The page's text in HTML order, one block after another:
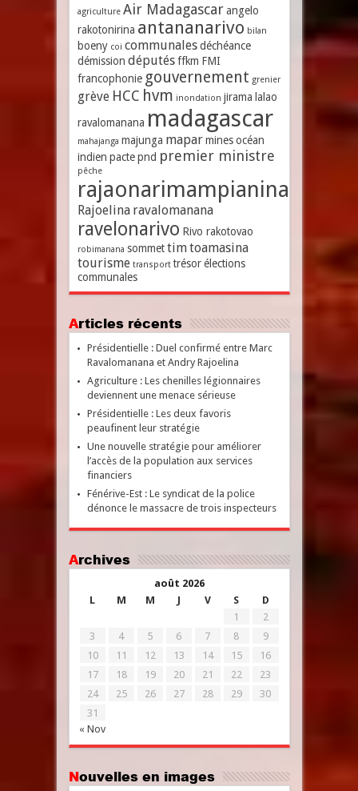
agriculture Air Madagascar angelo
rakotonirina antananarivo bilan
boeny coi communales déchéance
démission députés ffkm FMI
francophonie gouvernement grenier
grève HCC hvm inondation jirama lalao
ravalomanana madagascar
mahajanga majunga mapar mines océan
indien pacte pnd premier ministre
pêche
rajaonarimampianina
Rajoelina ravalomanana
ravelonarivo Rivo rakotovao
robimanana sommet timtoamasina
tourisme transport trésor élections
communales
Articles récents
Présidentielle : Duel confirmé entre Marc
Ravalomanana et Andry Rajoelina
Agriculture : Les chenilles légionnaires
deviennent une menace sérieuse
Présidentielle : Les deux favoris
peaufinent leur stratégie
Une nouvelle stratégie pour améliorer
l’accès de la population aux services
financiers
Fénérive-Est : Le syndicat de la police
dénonce le massacre de trois inspecteurs
Archives
août 2026
L
M M J V S D
« Nov
1
2
3
4 5 6 7 8
9
10
11 12 13 14 15
16
17
18 19 20 21 22
23
24
25 26 27 28 29
30
31
Nouvelles en images